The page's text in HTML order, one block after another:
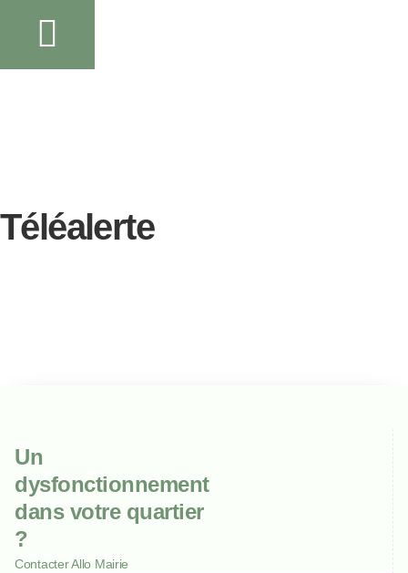
Téléalerte
Un
dysfonctionnement
dans votre quartier
?
Contacter Allo Mairie